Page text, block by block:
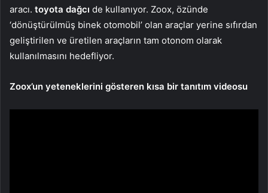
aracı. toyota dağcı de kullanıyor. Zoox, özünde
‘dönüştürülmüş binek otomobil’ olan araçlar yerine sıfırdan
geliştirilen ve üretilen araçların tam otonom olarak
kullanılmasını hedefliyor.
Zoox’un yeteneklerini gösteren kısa bir tanıtım videosu